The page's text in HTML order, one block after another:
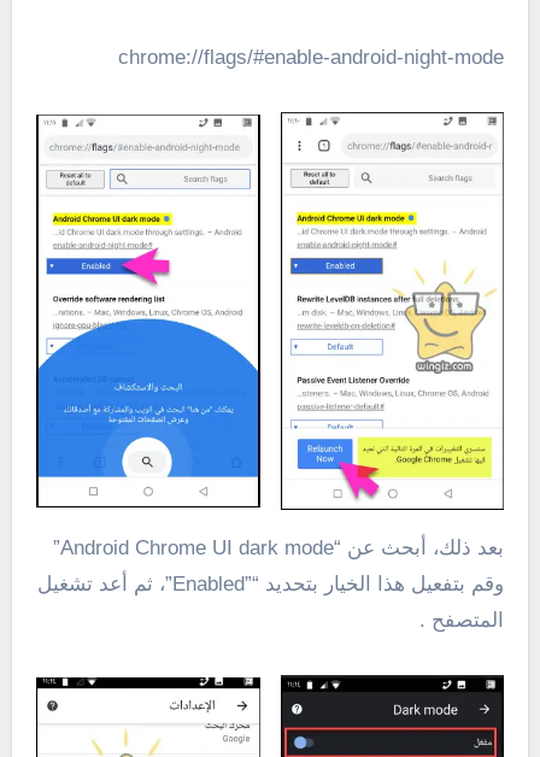
chrome://flags/#enable-android-night-mode
بعد ذلك، أبحث عن “Android Chrome UI dark mode”
وقم بتفعيل هذا الخيار بتحديد “”Enabled”، ثم أعد تشغيل
المتصفح .